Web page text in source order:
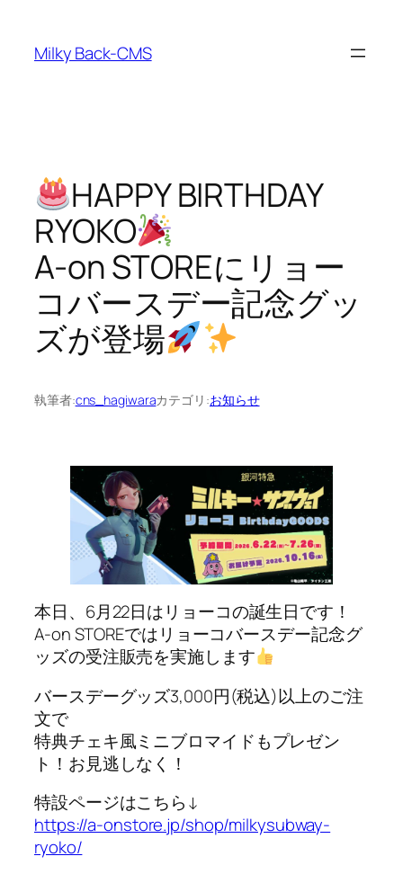
Milky Back-CMS
HAPPY BIRTHDAY
RYOKO
A-on STOREにリョー
コバースデー記念グッ
ズが登場
執筆者:cns_hagiwaraカテゴリ:お知らせ
本日、6月22日はリョーコの誕生日です！
A-on STOREではリョーコバースデー記念グ
ッズの受注販売を実施します
バースデーグッズ3,000円(税込)以上のご注
文で
特典チェキ風ミニブロマイドもプレゼン
ト！お見逃しなく！
特設ページはこちら↓
https://a-onstore.jp/shop/milkysubway-
ryoko/